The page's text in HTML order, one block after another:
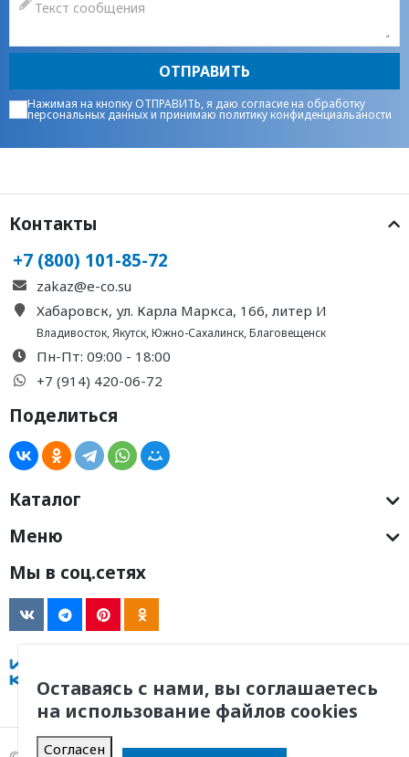
ОТПРАВИТЬ
Нажимая на кнопку ОТПРАВИТЬ, я даю согласие на обработку
персональных данныхи принимаюполитику конфиденциальаности
Контакты
+7 (800) 101-85-72
zakaz@e-co.su
Хабаровск, ул. Карла Маркса, 166, литер И
Владивосток,Якутск,Южно-Сахалинск,Благовещенск
Пн-Пт: 09:00 - 18:00
+7 (914) 420-06-72
Поделиться
Каталог
Меню
Мы в соц.сетях
Оставаясь с нами, вы соглашаетесь
на использование файлов cookies
Согласен